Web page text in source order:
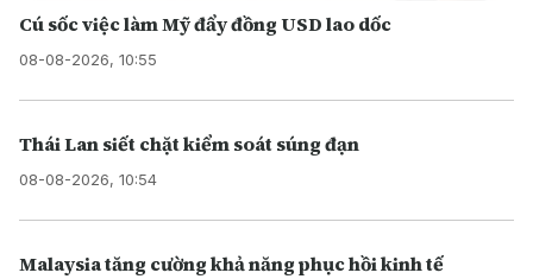
Cú sốc việc làm Mỹ đẩy đồng USD lao dốc
08-08-2026, 10:55
Thái Lan siết chặt kiểm soát súng đạn
08-08-2026, 10:54
Malaysia tăng cường khả năng phục hồi kinh tế